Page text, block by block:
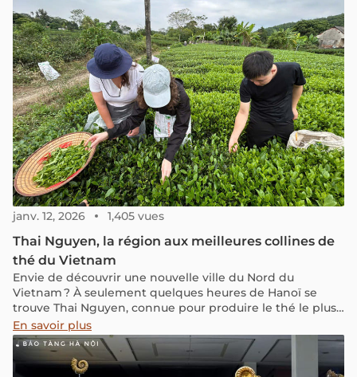
janv. 12, 2026 1,405 vues
Thai Nguyen, la région aux meilleures collines de
thé du Vietnam
Envie de découvrir une nouvelle ville du Nord du
Vietnam ? À seulement quelques heures de Hanoï se
trouve Thai Nguyen, connue pour produire le thé le plus
réputé du pays. Entre collines verdoyantes, lacs paisibles
et villages authentiques, cette région invite à explorer la
vie locale, à goûter au thé fraîchement récolté et à
profiter d’un cadre naturel encore préservé.
En savoir plus